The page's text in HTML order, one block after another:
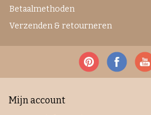
Betaalmethoden
Verzenden & retourneren
Mijn account